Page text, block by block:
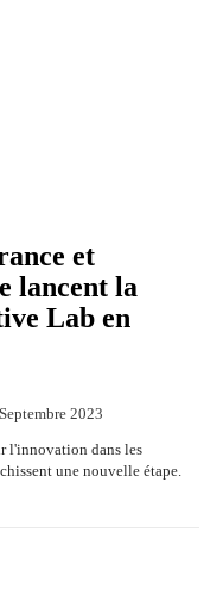
et
lancent la
Lab en
2023
l'innovation dans les
une nouvelle étape.